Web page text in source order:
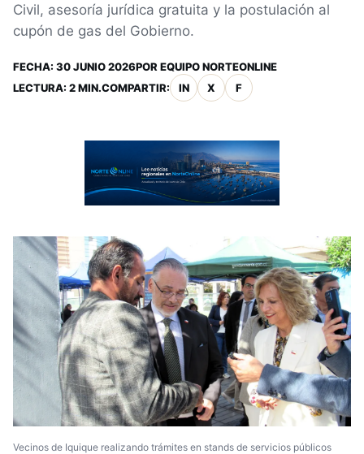
Civil, asesoría jurídica gratuita y la postulación al
cupón de gas del Gobierno.
FECHA: 30 JUNIO 2026POR EQUIPO NORTEONLINE
LECTURA: 2 MIN.COMPARTIR: IN X F
Vecinos de Iquique realizando trámites en stands de servicios públicos